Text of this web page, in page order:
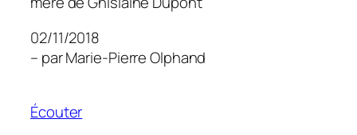
02/11/2018
– par Marie-Pierre Olphand
Écouter